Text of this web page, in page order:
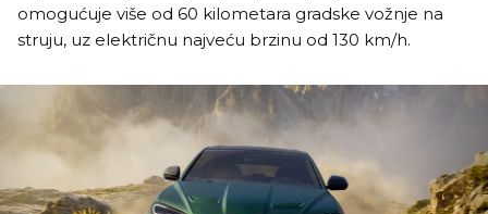
omogućuje više od 60 kilometara gradske vožnje na
struju, uz električnu najveću brzinu od 130 km/h.